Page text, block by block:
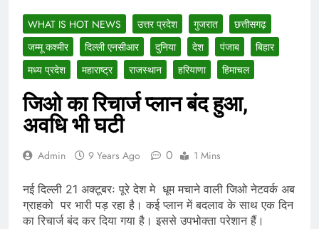
WHAT IS HOT NEWS उत्तर प्रदेश गुजरात
छत्तीसगढ़
जम्मू कश्मीर
दिल्ली एनसीआर दुनिया देश पंजाब
बिहार
मध्य प्रदेश
महाराष्ट्र राजस्थान हरियाणा हिमाचल
जिओ का रिचार्ज प्लान बंद हुआ,
अवधि भी घटी
Admin 9 Years Ago 0 1 Mins
नई दिल्ली 21 अक्टूबरः पूरे देश मे धूम मचाने वाली जिओ नेटवर्क अब
ग्राहको पर भारी पड़ रहा है। कई प्लान में बदलाव के साथ एक दिन
का रिचार्ज बंद कर दिया गया है। इससे उपभोक्ता परेशान हैं।